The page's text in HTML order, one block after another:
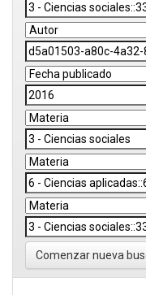
Comenzar nueva